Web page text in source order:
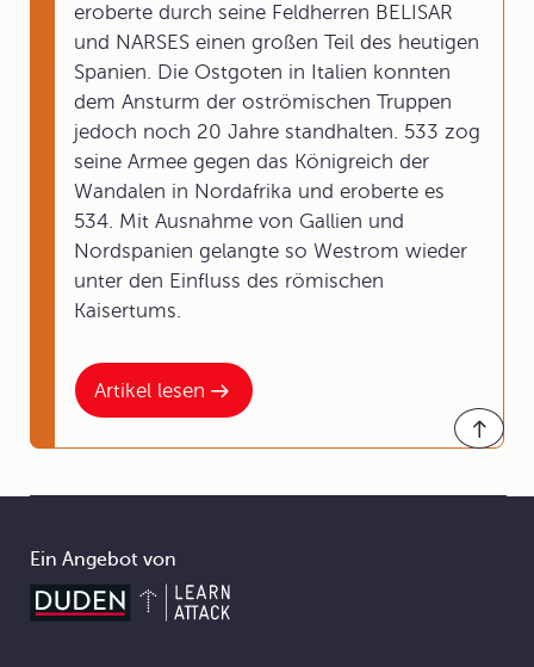
Artikel lesen
eroberte durch seine Feldherren BELISAR
und NARSES einen großen Teil des heutigen
Spanien. Die Ostgoten in Italien konnten
dem Ansturm der oströmischen Truppen
jedoch noch 20 Jahre standhalten. 533 zog
seine Armee gegen das Königreich der
Wandalen in Nordafrika und eroberte es
534. Mit Ausnahme von Gallien und
Nordspanien gelangte so Westrom wieder
unter den Einfluss des römischen
Kaisertums.
Ein Angebot von